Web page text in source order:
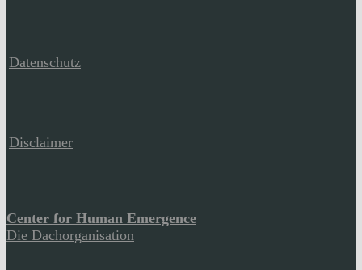
Datenschutz
Disclaimer
Center for Human Emergence
Die Dachorganisation